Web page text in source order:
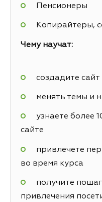
Пенсионеры
Копирайтеры,
Чему научат:
создадите
менять темы и
узнаете более
сайте
привлечете
во время курса
получите
привлечения